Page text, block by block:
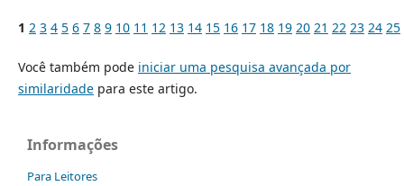
1 2 3 4 5 6 7 8 9 10 11 12 13 14 15 16 17 18 19 20 21 22 23 24 25
Você também pode iniciar uma pesquisa avançada por
similaridadepara este artigo.
Informações
Para Leitores